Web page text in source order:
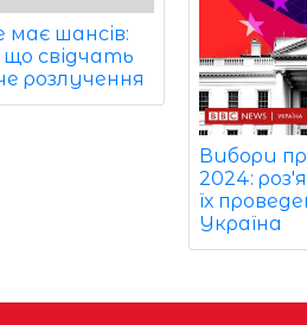
шансів:
свідчать
розлучення
Вибори
2024:
їх
Україна